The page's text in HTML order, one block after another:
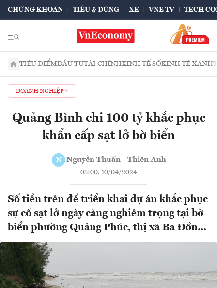
CHỨNG KHOÁN TIÊU & DÙNG XE VNE TV TECH
TIÊU ĐIỂMĐẦU TƯTÀI CHÍNHKINH TẾ SỐKINH TẾ XANH
DOANH NGHIỆP
Quảng Bình chi 100 tỷ khắc phục
khẩn cấp sạt lở bờ biển
N Nguyễn Thuấn - Thiên Anh
08:00, 10/04/2024
Số tiền trên để triển khai dự án khắc phục
sự cố sạt lở ngày càng nghiêm trọng tại bờ
biển phường Quảng Phúc, thị xã Ba Đồn...